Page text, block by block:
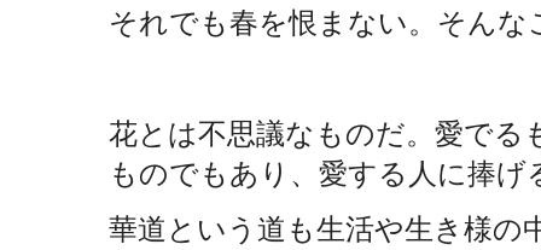
それでも春を恨まない。そん
花とは不思議なものだ。愛でる
ものでもあり、愛する人に捧
華道という道も生活や生き様の